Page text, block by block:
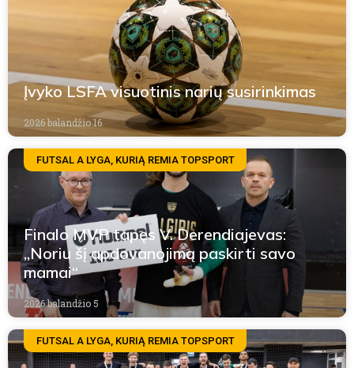
Įvyko LSFA visuotinis narių susirinkimas
2026 balandžio 16
FUTSAL A LYGA, KURIĄ REMIA TOPSPORT
Finalo MVP tapęs V. Derendiajevas:
„Noriu šį apdovanojimą paskirti savo
mamai“
2026 balandžio 5
FUTSAL A LYGA, KURIĄ REMIA TOPSPORT